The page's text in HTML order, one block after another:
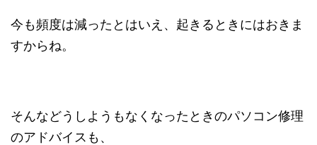
今も頻度は減ったとはいえ、起きるときにはおきま
すからね。
そんなどうしようもなくなったときのパソコン修理
のアドバイスも、